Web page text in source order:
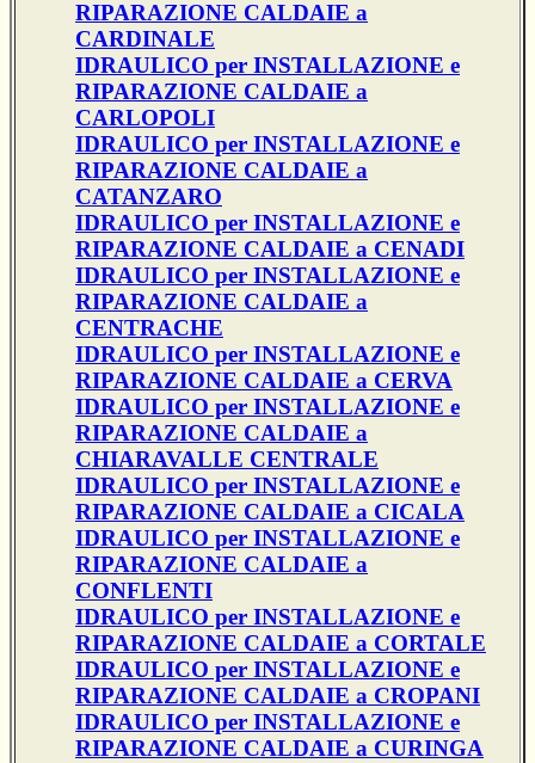
RIPARAZIONE CALDAIE a
CARDINALE
IDRAULICO per INSTALLAZIONE e
RIPARAZIONE CALDAIE a
CARLOPOLI
IDRAULICO per INSTALLAZIONE e
RIPARAZIONE CALDAIE a
CATANZARO
IDRAULICO per INSTALLAZIONE e
RIPARAZIONE CALDAIE a CENADI
IDRAULICO per INSTALLAZIONE e
RIPARAZIONE CALDAIE a
CENTRACHE
IDRAULICO per INSTALLAZIONE e
RIPARAZIONE CALDAIE a CERVA
IDRAULICO per INSTALLAZIONE e
RIPARAZIONE CALDAIE a
CHIARAVALLE CENTRALE
IDRAULICO per INSTALLAZIONE e
RIPARAZIONE CALDAIE a CICALA
IDRAULICO per INSTALLAZIONE e
RIPARAZIONE CALDAIE a
CONFLENTI
IDRAULICO per INSTALLAZIONE e
RIPARAZIONE CALDAIE a CORTALE
IDRAULICO per INSTALLAZIONE e
RIPARAZIONE CALDAIE a CROPANI
IDRAULICO per INSTALLAZIONE e
RIPARAZIONE CALDAIE a CURINGA